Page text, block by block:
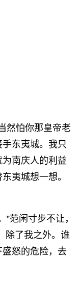
然怕你那皇帝老
东夷城。我只
南庆人的利益
夷城想一想。
范闲寸步不让，
除了我之外。谁
怒的危险，去